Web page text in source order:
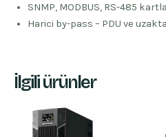
SNMP, MODBUS, RS-485
Harici by-pass – PDU ve
İlgili ürünler